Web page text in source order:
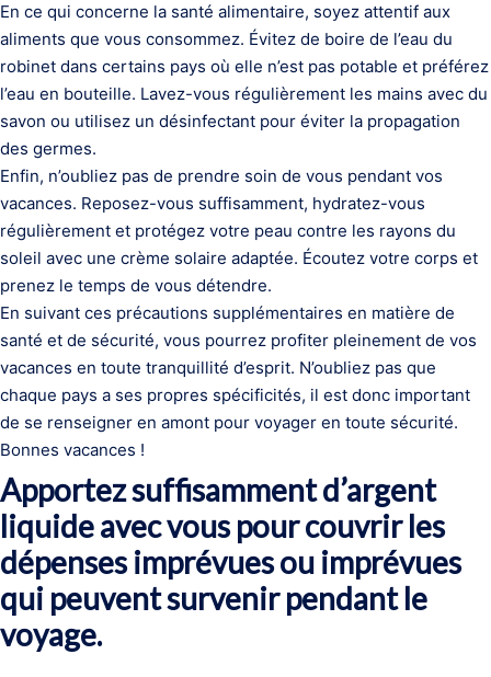
En ce qui concerne la santé alimentaire, soyez attentif aux
aliments que vous consommez. Évitez de boire de l’eau du
robinet dans certains pays où elle n’est pas potable et préférez
l’eau en bouteille. Lavez-vous régulièrement les mains avec du
savon ou utilisez un désinfectant pour éviter la propagation
des germes.
Enfin, n’oubliez pas de prendre soin de vous pendant vos
vacances. Reposez-vous suffisamment, hydratez-vous
régulièrement et protégez votre peau contre les rayons du
soleil avec une crème solaire adaptée. Écoutez votre corps et
prenez le temps de vous détendre.
En suivant ces précautions supplémentaires en matière de
santé et de sécurité, vous pourrez profiter pleinement de vos
vacances en toute tranquillité d’esprit. N’oubliez pas que
chaque pays a ses propres spécificités, il est donc important
de se renseigner en amont pour voyager en toute sécurité.
Bonnes vacances !
Apportez suffisamment d’argent
liquide avec vous pour couvrir les
dépenses imprévues ou imprévues
qui peuvent survenir pendant le
voyage.